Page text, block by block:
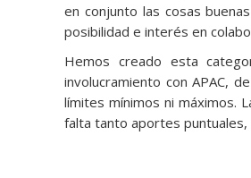
en conjunto las cosas
posibilidad e interés en
Hemos creado esta
involucramiento con APAC,
límites mínimos ni máximos.
falta tanto aportes